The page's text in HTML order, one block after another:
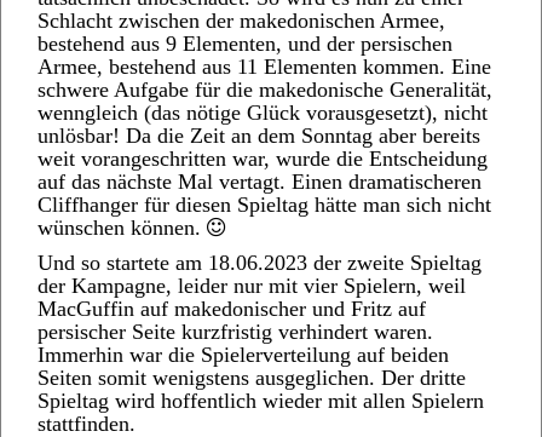
Schlacht zwischen der makedonischen Armee,
bestehend aus 9 Elementen, und der persischen
Armee, bestehend aus 11 Elementen kommen. Eine
schwere Aufgabe für die makedonische Generalität,
wenngleich (das nötige Glück vorausgesetzt), nicht
unlösbar! Da die Zeit an dem Sonntag aber bereits
weit vorangeschritten war, wurde die Entscheidung
auf das nächste Mal vertagt. Einen dramatischeren
Cliffhanger für diesen Spieltag hätte man sich nicht
wünschen können.
Und so startete am 18.06.2023 der zweite Spieltag
der Kampagne, leider nur mit vier Spielern, weil
MacGuffin auf makedonischer und Fritz auf
persischer Seite kurzfristig verhindert waren.
Immerhin war die Spielerverteilung auf beiden
Seiten somit wenigstens ausgeglichen. Der dritte
Spieltag wird hoffentlich wieder mit allen Spielern
stattfinden.